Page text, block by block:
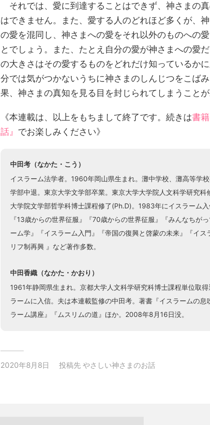
それでは、愛に到達することはできず、神さまの
はできません。また、愛する人のどれほど多くが、
の愛を混同し、神さまへの愛をそれ以外のものへの
とでしょう。また、たとえ自分の愛が神さまへの愛
の大きさはその愛するものをどれだけ知っているか
分では気がつかないうちに神さまのしんじつをこば
果、神さまの真知を見る目を封じられてしまうことが
《本連載は、以上をもちまして終了です。続きは書
話』 でお楽しみください》
中田考（なかた・こう）
イスラーム法学者。1960年岡山県生まれ。灘中学校、灘高等学
学部中退。東京大学文学部卒業。東京大学大学院人文科学研究科
大学院文学部哲学科博士課程修了(Ph.D)。1983年にイスラーム入
『13歳からの世界征服』『70歳からの世界征服』『みんなちが
ーム学』『イスラーム入門』『帝国の復興と啓蒙の未来』『イス
リフ制再興 』など著作多数。
中田香織（なかた・かおり）
1961年静岡県生まれ。京都大学人文科学研究科博士課程単位取
ラームに入信。夫は本連載監修の中田考。著書『イスラームの息
ラーム講座』『ムスリムの道』ほか。2008年8月16日没。
2020年8月8日 投稿先 やさしい神さまのお話